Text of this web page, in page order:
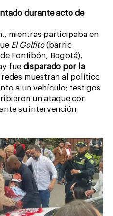
durante acto de
mientras participaba en
El Golfito(barrio
Fontibón, Bogotá),
fuedisparado por la
redes muestran al político
a un vehículo; testigos
un ataque con
su intervención